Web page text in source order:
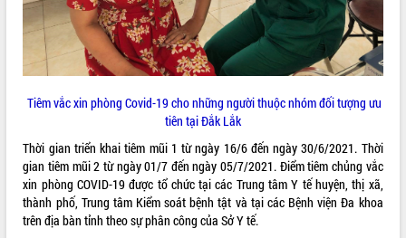
Thường trực HĐND tỉnh Đắk Lắk gặp
mặt Đoàn chuyên gia y tế TP. Hồ Chí
Lễ truy điệu và an táng hài cốt liệt sĩ
Bàn giải pháp tháo gỡ khó khăn trong
xuất khẩu sầu riêng và triển khai quy
định EUDR
Thứ trưởng Bộ Nông nghiệp và Môi
trường Nguyễn Hoàng Hiệp khảo sát
vùng trồng và doanh nghiệp đóng gói
sầu riêng tại Đắk Lắk
THỐNG KÊ TRUY CẬP
66068148
Tiêm vắc xin phòng Covid-19 cho những người thuộc nhóm đối tượng ưu
tiên tại Đắk Lắk
Thời gian triển khai tiêm mũi 1 từ ngày 16/6 đến ngày 30/6/2021. Thời
gian tiêm mũi 2 từ ngày 01/7 đến ngày 05/7/2021. Điểm tiêm chủng vắc
xin phòng COVID-19 được tổ chức tại các Trung tâm Y tế huyện, thị xã,
thành phố, Trung tâm Kiểm soát bệnh tật và tại các Bệnh viện Đa khoa
trên địa bàn tỉnh theo sự phân công của Sở Y tế.